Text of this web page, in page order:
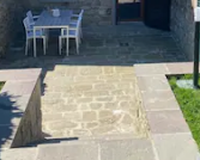
分 5 分），共 129 条